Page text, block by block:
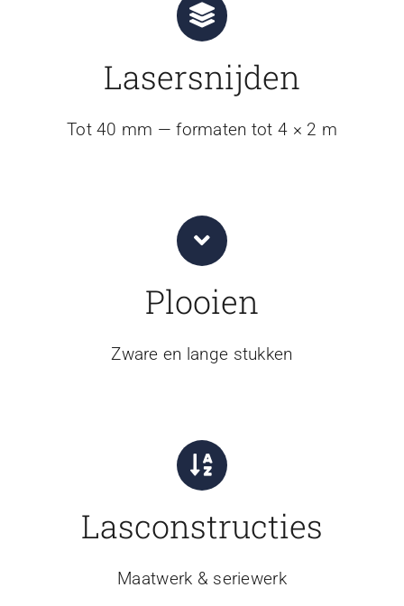
Lasersnijden
Tot 40 mm — formaten tot 4 × 2 m
Plooien
Zware en lange stukken
Lasconstructies
Maatwerk & seriewerk